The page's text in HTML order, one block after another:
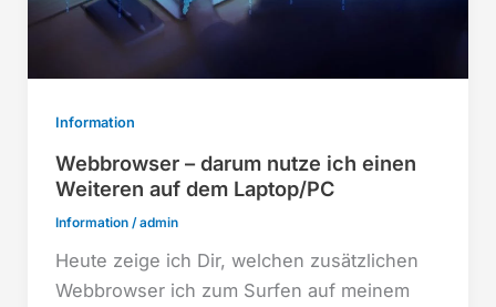
Information
Webbrowser – darum nutze ich einen
Weiteren auf dem Laptop/PC
Information/admin
Heute zeige ich Dir, welchen zusätzlichen
Webbrowser ich zum Surfen auf meinem